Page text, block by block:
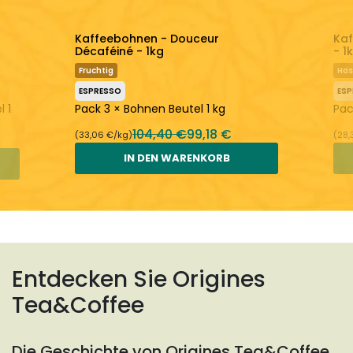
1
Kaffeebohnen - Douceur
Décaféiné - 1kg
Fruchtig
ESPRESSO
Pack 3 × Bohnen Beutel 1 kg
(33,06 €/kg)104,40 €99,18 €
IN DEN WARENKORB
-
Entdecken Sie Origines
Tea&Coffee